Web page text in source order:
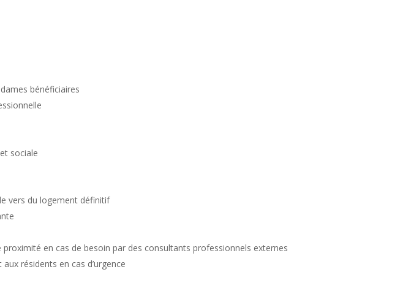
bénéficiaires
sociale
vers du logement définitif
en cas de besoin par des consultants professionnels externes
résidents en cas d’urgence